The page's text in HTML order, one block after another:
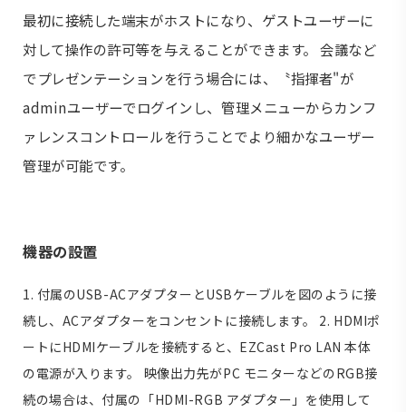
最初に接続した端末がホストになり、ゲストユーザーに
対して操作の許可等を与えることができます。 会議など
でプレゼンテーションを行う場合には、〝指揮者"が
adminユーザーでログインし、管理メニューからカンフ
ァレンスコントロールを行うことでより細かなユーザー
管理が可能です。
機器の設置
1. 付属のUSB-ACアダプターとUSBケーブルを図のように接
続し、ACアダプターをコンセントに接続します。 2. HDMIポ
ートにHDMIケーブルを接続すると、EZCast Pro LAN 本体
の電源が入ります。 映像出力先がPC モニターなどのRGB接
続の場合は、付属の「HDMI-RGB アダプター」を使用して